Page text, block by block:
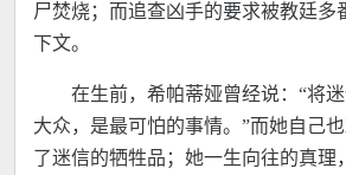
尸焚烧；而追查凶手的要求被教廷多
下文。
在生前，希帕蒂娅曾经说：“将
大众，是最可怕的事情。”而她自己
了迷信的牺牲品；她一生向往的真理